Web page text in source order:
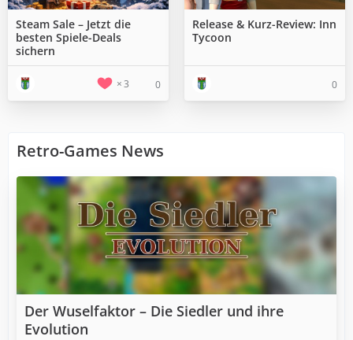
Steam Sale – Jetzt die
besten Spiele-Deals
sichern
3 0
Release & Kurz-Review: Inn
Tycoon
0
Retro-Games News
Der Wuselfaktor – Die Siedler und ihre
Evolution